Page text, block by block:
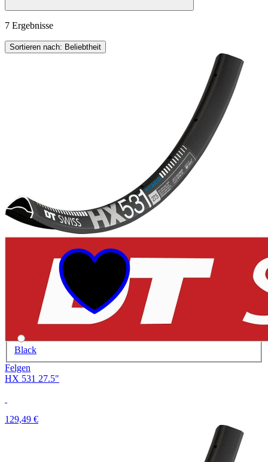
7 Ergebnisse
Sortieren nach: Beliebtheit
Black
Felgen
HX 531 27.5"
129,49 €